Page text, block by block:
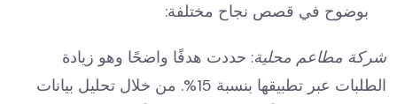
بوضوح في قصص نجاح مختلفة:
شركة مطاعم محلية: حددت هدفًا واضحًا وهو زيادة
الطلبات عبر تطبيقها بنسبة 15%. من خلال تحليل بيانات